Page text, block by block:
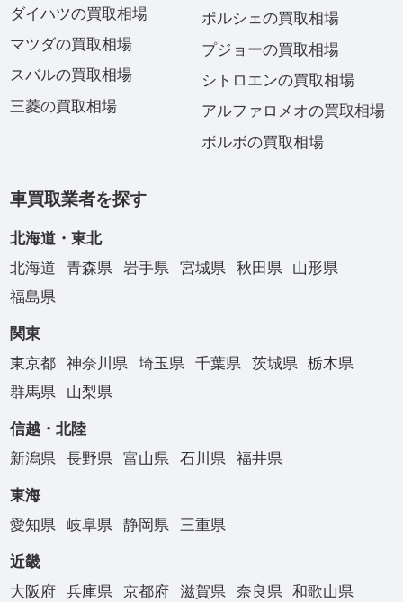
ダイハツの買取相場
マツダの買取相場
スバルの買取相場
三菱の買取相場
ポルシェの買取相場
プジョーの買取相場
シトロエンの買取相場
アルファロメオの買取相場
ボルボの買取相場
車買取業者を探す
北海道・東北
北海道
青森県 岩手県 宮城県 秋田県
山形県
福島県
関東
東京都
神奈川県 埼玉県 千葉県 茨城県
栃木県
群馬県
山梨県
信越・北陸
新潟県
長野県 富山県 石川県 福井県
東海
愛知県
岐阜県 静岡県 三重県
近畿
大阪府
兵庫県 京都府 滋賀県 奈良県 和歌山県